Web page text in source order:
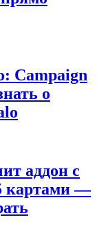
Campaign
о
аддон с
картами —